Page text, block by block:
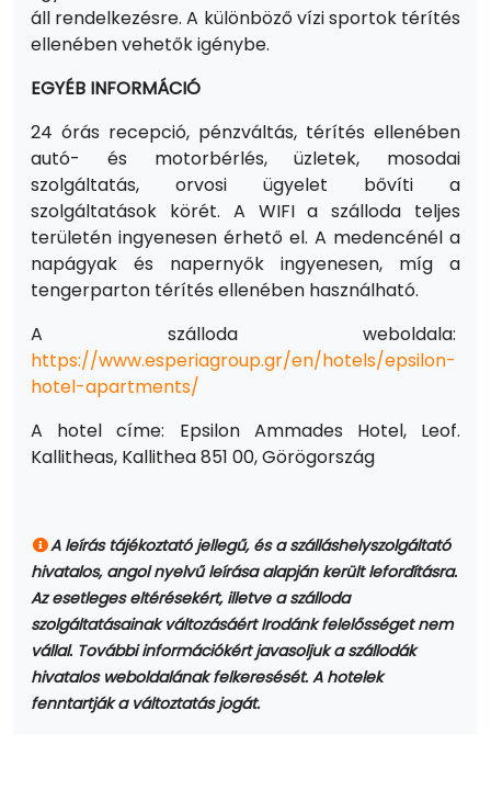
áll rendelkezésre. A különböző vízi sportok térítés
ellenében vehetők igénybe.
EGYÉB INFORMÁCIÓ
24 órás recepció, pénzváltás, térítés ellenében
autó- és motorbérlés, üzletek, mosodai
szolgáltatás, orvosi ügyelet bővíti a
szolgáltatások körét. A WIFI a szálloda teljes
területén ingyenesen érhető el. A medencénél a
napágyak és napernyők ingyenesen, míg a
tengerparton térítés ellenében használható.
A szálloda weboldala:
https://www.esperiagroup.gr/en/hotels/epsilon-
hotel-apartments/
A hotel címe: Epsilon Ammades Hotel, Leof.
Kallitheas, Kallithea 851 00, Görögország
A leírás tájékoztató jellegű, és a szálláshelyszolgáltató
hivatalos, angol nyelvű leírása alapján került lefordításra.
Az esetleges eltérésekért, illetve a szálloda
szolgáltatásainak változásáért Irodánk felelősséget nem
vállal. További információkért javasoljuk a szállodák
hivatalos weboldalának felkeresését. A hotelek
fenntartják a változtatás jogát.